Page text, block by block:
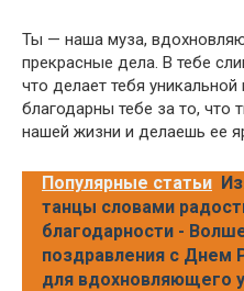
Ты — наша муза,
прекрасные дела. В тебе
что делает тебя
благодарны тебе за то, что
нашей жизни и делаешь ее
Популярные статьи
танцы словами
благодарности -
поздравления с Днем
для вдохновляющего